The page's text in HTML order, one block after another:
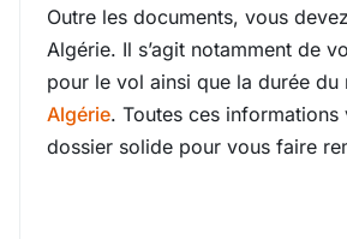
Outre les documents, vous
Algérie. Il s’agit notamment de
pour le vol ainsi que la durée du
Algérie. Toutes ces
dossier solide pour vous faire